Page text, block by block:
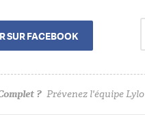
SUR FACEBOOK
? Prévenez l'équipe Lylo